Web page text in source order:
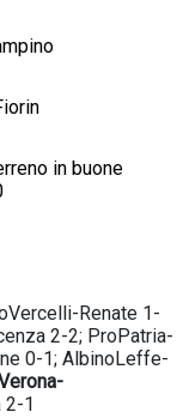
in buone
Renate 1-
2-2; ProPatria-
0-1; AlbinoLeffe-
2-1